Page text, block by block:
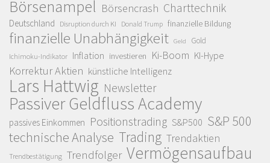
Börsenampel Börsencrash Charttechnik
Deutschland Disruption durch KI Donald Trump finanzielle Bildung
finanzielle Unabhängigkeit Geld Gold
Ichimoku-Indikator Inflation investieren Ki-Boom KI-Hype
Korrektur Aktien künstliche Intelligenz
Lars Hattwig Newsletter
Passiver Geldfluss Academy
passives Einkommen Positionstrading S&P500 S&P 500
technische Analyse Trading Trendaktien
Trendbestätigung Trendfolger Vermögensaufbau